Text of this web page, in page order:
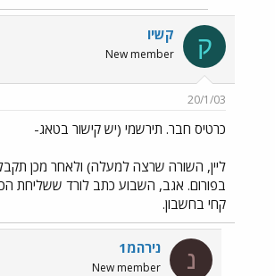
ק קשיו
New member
20/1/03
כרטיס חבר. תירשמי (יש קישור בטאג-
ליין, השורה שרצה למעלה) ולאחר מכן
בפורום. אגב, השבוע כתב לורד ששליחת
קחי בחשבון.
נ נירהמ1
New member